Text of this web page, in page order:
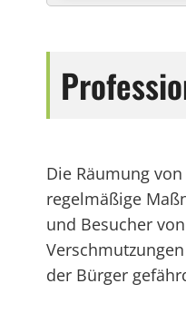
Die Räumung
regelmäßige
und Besucher
der Bürger